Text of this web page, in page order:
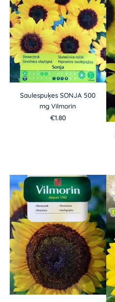
Saulespuķes SONJA 500
mg Vilmorin
€1.80